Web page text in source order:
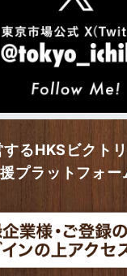
るHKSビクト
プラットフォ